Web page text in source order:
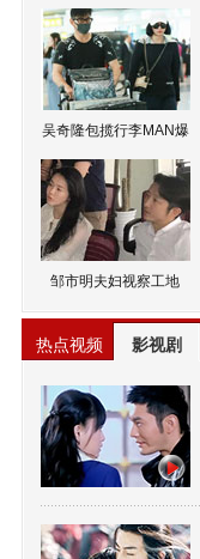
吴奇隆包揽行李MAN爆
邹市明夫妇视察工地
热点视频 影视剧